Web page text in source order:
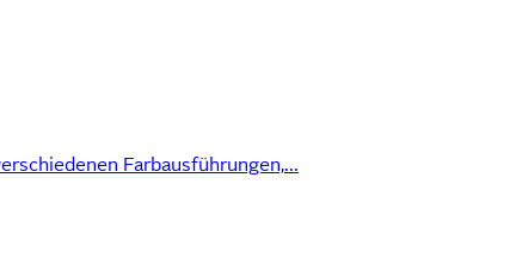
Farbausführungen,...